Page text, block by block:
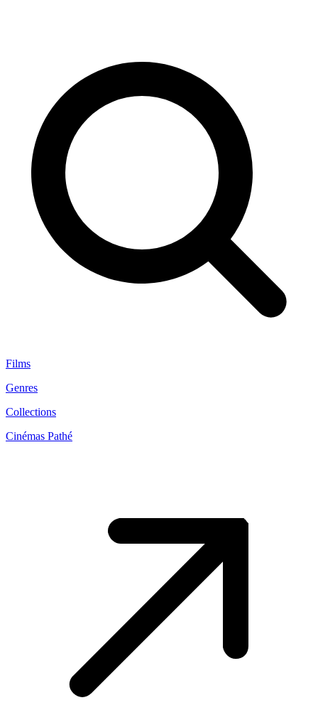
Films
Genres
Collections
Cinémas Pathé